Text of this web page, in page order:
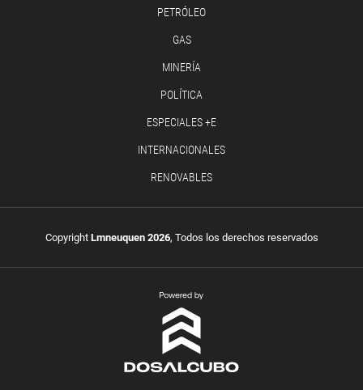
PETRÓLEO
GAS
MINERÍA
POLÍTICA
ESPECIALES +E
INTERNACIONALES
RENOVABLES
Copyright Lmneuquen 2026, Todos los derechos reservados